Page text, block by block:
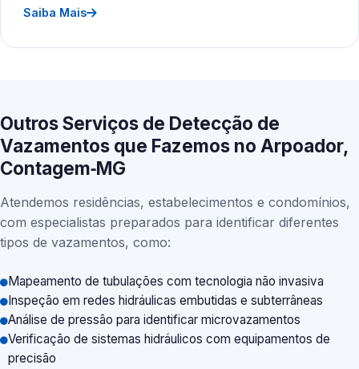
Saiba Mais
Outros Serviços de Detecção de
Vazamentos que Fazemos no Arpoador,
Contagem‑MG
Atendemos residências, estabelecimentos e condomínios,
com especialistas preparados para identificar diferentes
tipos de vazamentos, como:
Mapeamento de tubulações com tecnologia não invasiva
Inspeção em redes hidráulicas embutidas e subterrâneas
Análise de pressão para identificar microvazamentos
Verificação de sistemas hidráulicos com equipamentos de
precisão